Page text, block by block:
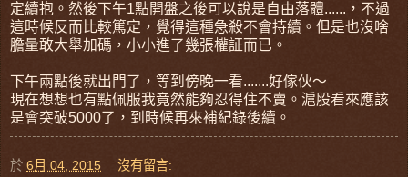
定續抱。然後下午1點開盤之後可以說是自由落體......，不過
這時候反而比較篤定，覺得這種急殺不會持續。但是也沒啥
膽量敢大舉加碼，小小進了幾張權証而已。
下午兩點後就出門了，等到傍晚一看.......好傢伙～
現在想想也有點佩服我竟然能夠忍得住不賣。滬股看來應該
是會突破5000了，到時候再來補紀錄後續。
於 6月 04, 2015 沒有留言: